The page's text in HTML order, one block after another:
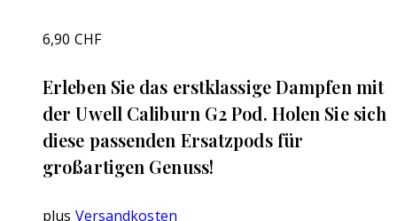
6,90 CHF
Erleben Sie das erstklassige Dampfen mit
der Uwell Caliburn G2 Pod. Holen Sie sich
diese passenden Ersatzpods für
großartigen Genuss!
plus Versandkosten